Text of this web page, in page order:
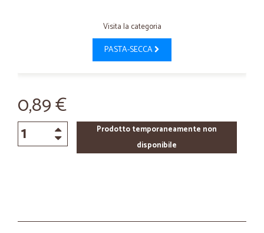
Visita la categoria
PASTA-SECCA
0,89 €
Prodotto temporaneamente non
disponibile